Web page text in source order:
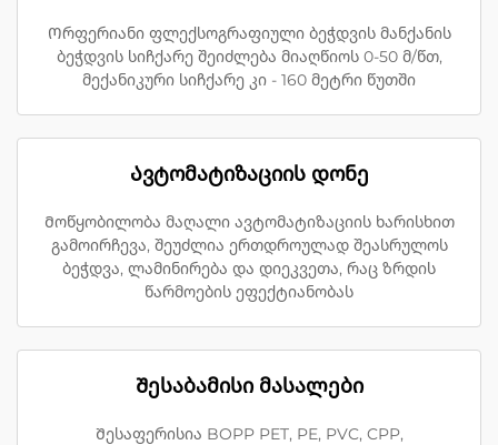
Ორფერიანი ფლექსოგრაფიული ბეჭდვის მანქანის
ბეჭდვის სიჩქარე შეიძლება მიაღწიოს 0-50 მ/წთ,
მექანიკური სიჩქარე კი - 160 მეტრი წუთში
Ავტომატიზაციის დონე
Მოწყობილობა მაღალი ავტომატიზაციის ხარისხით
გამოირჩევა, შეუძლია ერთდროულად შეასრულოს
ბეჭდვა, ლამინირება და დიეკვეთა, რაც ზრდის
წარმოების ეფექტიანობას
Შესაბამისი მასალები
Შესაფერისია BOPP PET, PE, PVC, CPP,